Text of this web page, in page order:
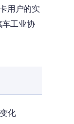
用户的实
车工业协
化